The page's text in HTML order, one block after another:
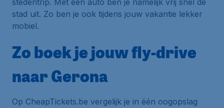
stedentrip. Met een auto ben je namelijk vrij snel de
stad uit. Zo ben je ook tijdens jouw vakantie lekker
mobiel.
Zo boek je jouw fly-drive
naar Gerona
Op CheapTickets.be vergelijk je in één oogopslag